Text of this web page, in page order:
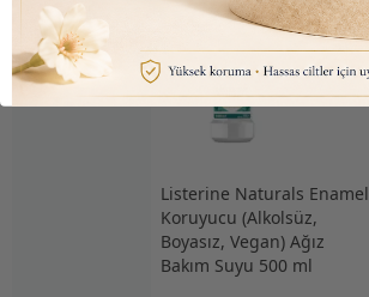
Listerine Naturals Enamel
Koruyucu (Alkolsüz,
Boyasız, Vegan) Ağız
Bakım Suyu 500 ml